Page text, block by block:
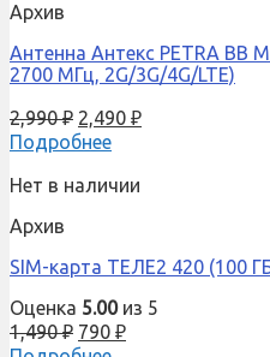
Архив
Антенна Антекс PETRA BB
2700 МГц, 2G/3G/4G/LTE)
2,990₽ 2,490 ₽
Подробнее
Нет в наличии
Архив
SIM-карта ТЕЛЕ2 420 (100
Оценка 5.00из 5
1,490₽ 790 ₽